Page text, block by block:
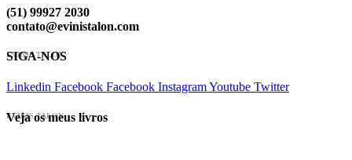
(51) 99927 2030
contato@evinistalon.com
EVINIS TALON
SIGA-NOS
Linkedin Facebook Facebook InstagramYoutube Twitter
EVINIS TALON
Veja os meus livros